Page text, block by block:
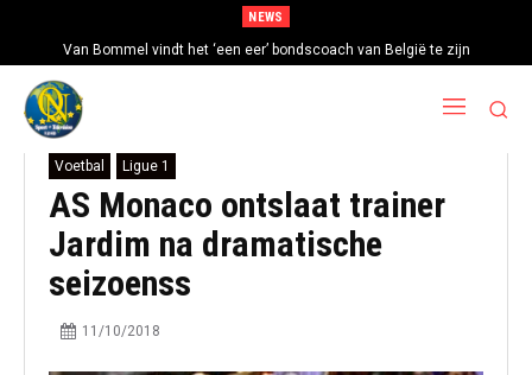
NEWS
Van Bommel vindt het ‘een eer’ bondscoach van België te zijn
Voetbal Ligue 1
AS Monaco ontslaat trainer
Jardim na dramatische
seizoenss
11/10/2018